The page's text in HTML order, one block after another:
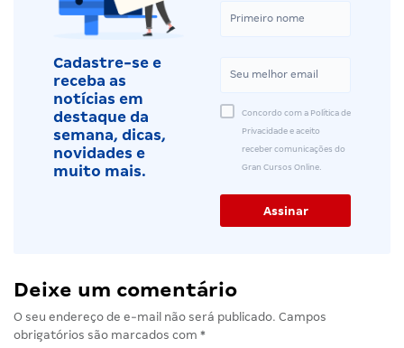
Cadastre-se e
receba as
notícias em
destaque da
semana, dicas,
novidades e
muito mais.
Concordo com a Política de
Privacidade e aceito
receber comunicações do
Gran Cursos Online.
Deixe um comentário
O seu endereço de e-mail não será publicado. Campos
obrigatórios são marcados com *